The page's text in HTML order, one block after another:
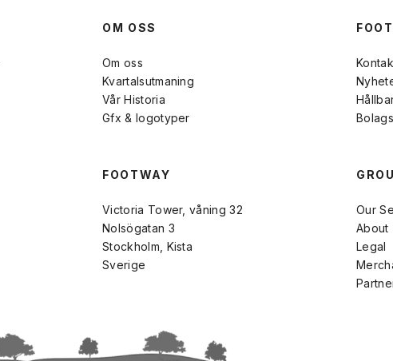
OM OSS
Om oss
Kvartalsutmaning
Vår Historia
Gfx & logotyper
FOOTWAY
Victoria Tower, våning 32
Nolsögatan 3
Stockholm, Kista
Sverige
Our
About
Legal